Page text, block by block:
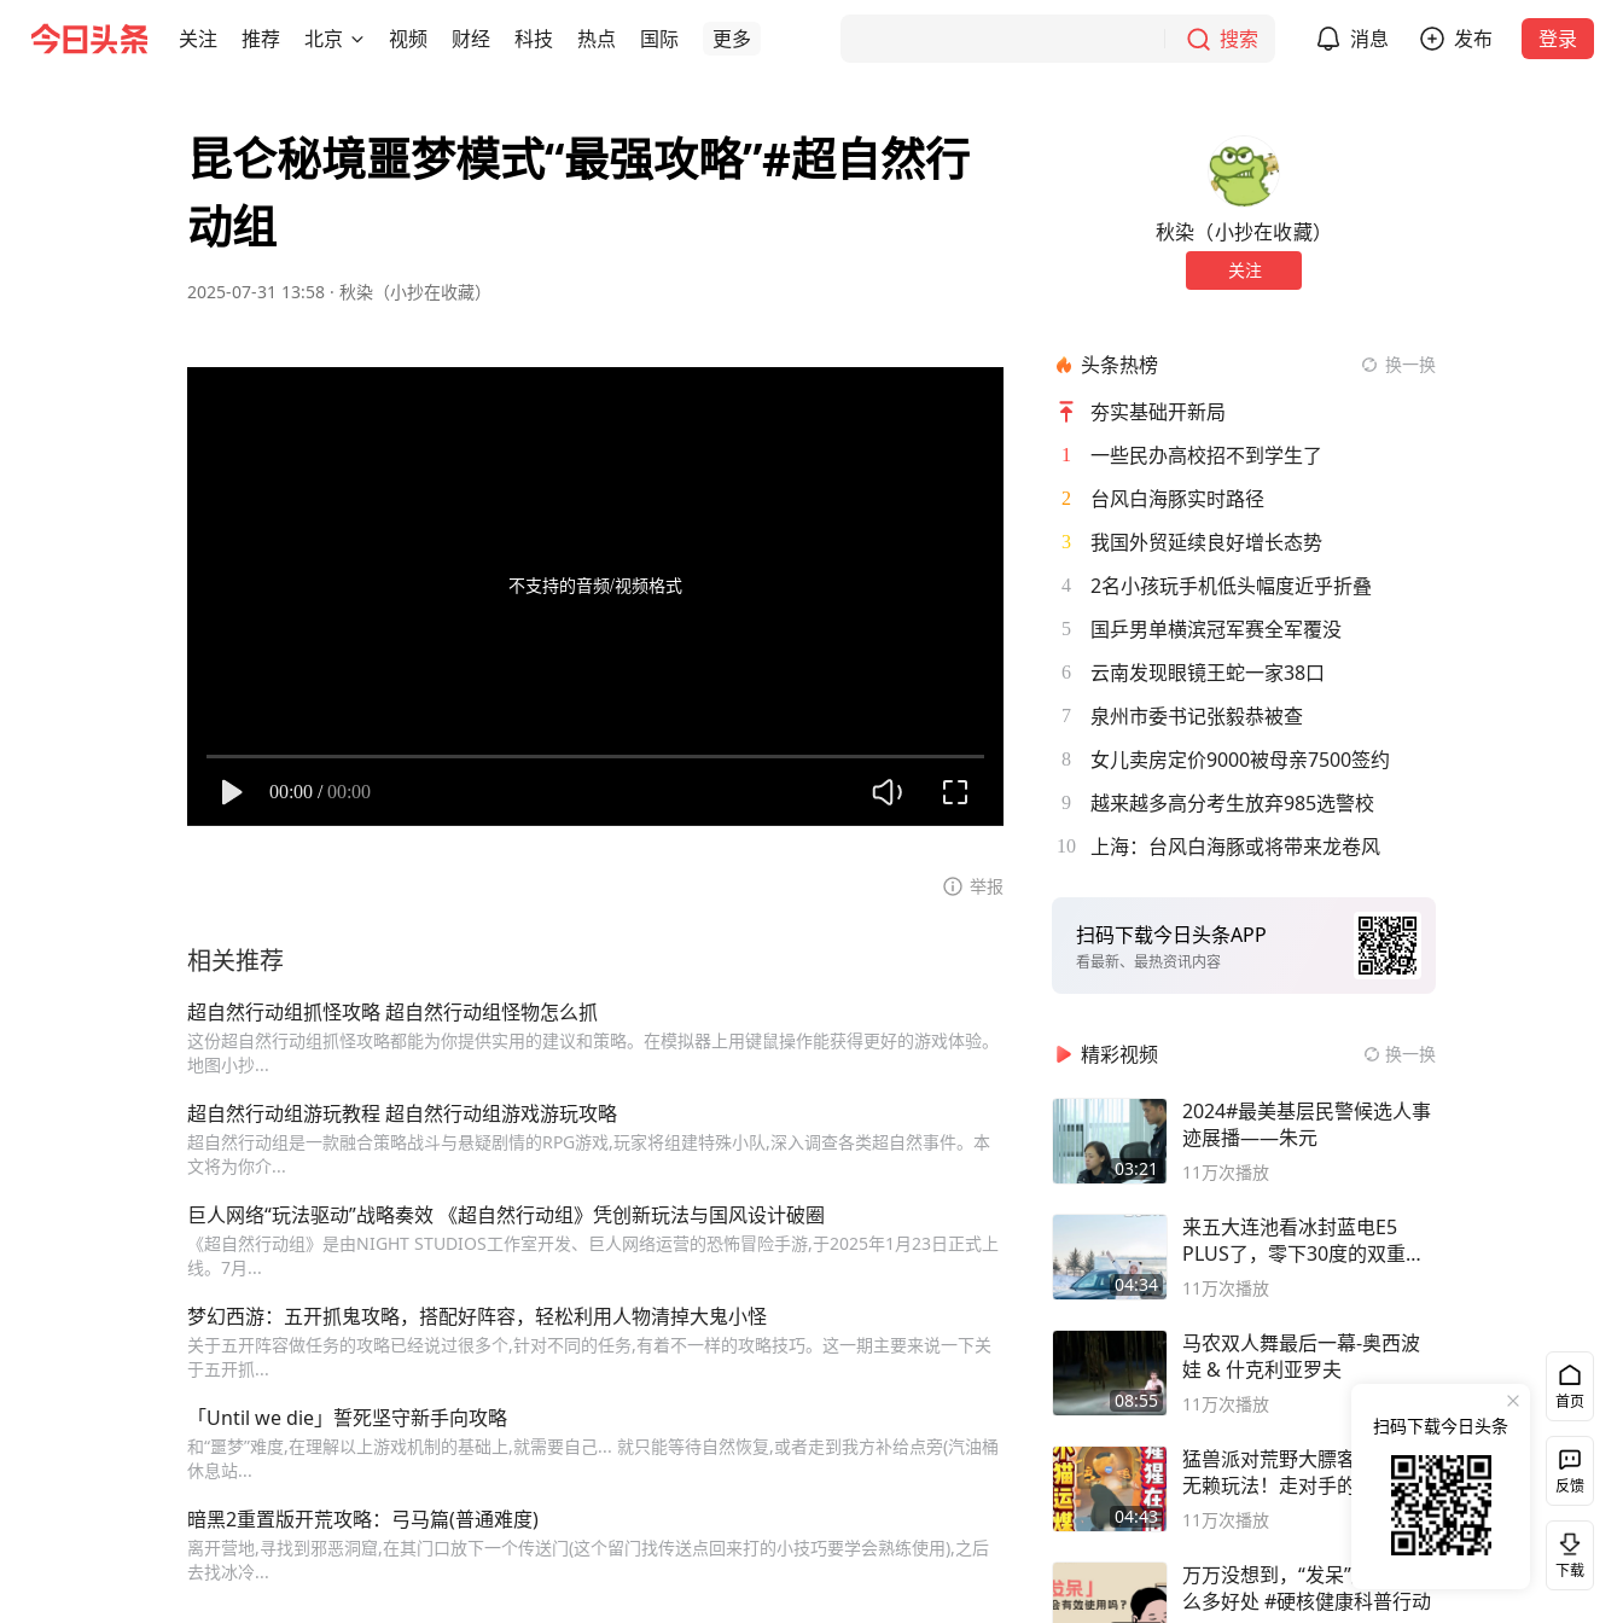
关注 推荐 北京 视频 财经 科技 热点 国际 更多 搜索 消息 发布 登录
昆仑秘境噩梦模式“最强攻略”#超自然行
动组
2025-07-31 13:58 · 秋染（小抄在收藏）
不支持的音频/视频格式
00:00 / 00:00
举报
相关推荐
超自然行动组抓怪攻略 超自然行动组怪物怎么抓
这份超自然行动组抓怪攻略都能为你提供实用的建议和策略。在模拟器上用键鼠操作能获得更好的游戏体验。
地图小抄...
超自然行动组游玩教程 超自然行动组游戏游玩攻略
超自然行动组是一款融合策略战斗与悬疑剧情的RPG游戏,玩家将组建特殊小队,深入调查各类超自然事件。本
文将为你介...
巨人网络“玩法驱动”战略奏效 《超自然行动组》凭创新玩法与国风设计破圈
《超自然行动组》是由NIGHT STUDIOS工作室开发、巨人网络运营的恐怖冒险手游,于‌2025年1月23日正式上
线‌。7月...
梦幻西游：五开抓鬼攻略，搭配好阵容，轻松利用人物清掉大鬼小怪
关于五开阵容做任务的攻略已经说过很多个,针对不同的任务,有着不一样的攻略技巧。这一期主要来说一下关
于五开抓...
「Until we die」誓死坚守新手向攻略
和“噩梦”难度,在理解以上游戏机制的基础上,就需要自己... 就只能等待自然恢复,或者走到我方补给点旁(汽油桶
休息站...
暗黑2重置版开荒攻略：弓马篇(普通难度)
离开营地,寻找到邪恶洞窟,在其门口放下一个传送门(这个留门找传送点回来打的小技巧要学会熟练使用),之后
去找冰冷...
秋染（小抄在收藏）
关注
头条热榜 换一换
夯实基础开新局
1 一些民办高校招不到学生了
2 台风白海豚实时路径
3 我国外贸延续良好增长态势
4 2名小孩玩手机低头幅度近乎折叠
5 国乒男单横滨冠军赛全军覆没
6 云南发现眼镜王蛇一家38口
7 泉州市委书记张毅恭被查
8 女儿卖房定价9000被母亲7500签约
9 越来越多高分考生放弃985选警校
10 上海：台风白海豚或将带来龙卷风
扫码下载今日头条APP
看最新、最热资讯内容
精彩视频 换一换
03:21
2024#最美基层民警候选人事
迹展播——朱元
11万次播放
04:34
来五大连池看冰封蓝电E5
PLUS了，零下30度的双重冰
封40小时全录
11万次播放
08:55
马农双人舞最后一幕-奥西波
娃 & 什克利亚罗夫
11万次播放
04:43
猛兽派对荒野大膘客模式发现
无赖玩法！走对手的路让对手
无路可走
11万次播放
万万没想到，“发呆”居然有这
么多好处 #硬核健康科普行动
首页
反馈
下载
扫码下载今日头条